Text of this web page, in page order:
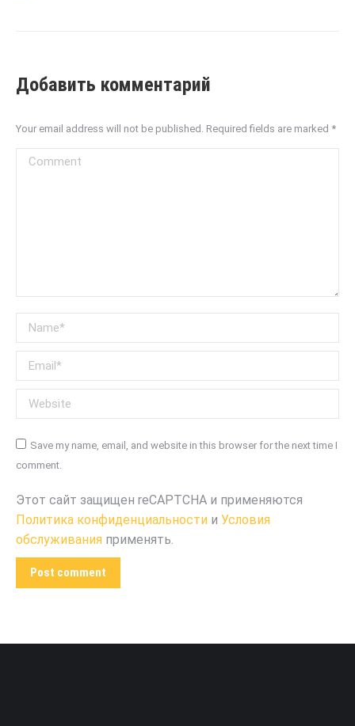
Добавить комментарий
Your email address will not be published. Required fields are marked *
Comment
Name *
Email *
Website
Save my name, email, and website in this browser for the next time I
comment.
Этот сайт защищен reCAPTCHA и применяются
Политика конфиденциальности и Условия
обслуживания применять.
Post comment